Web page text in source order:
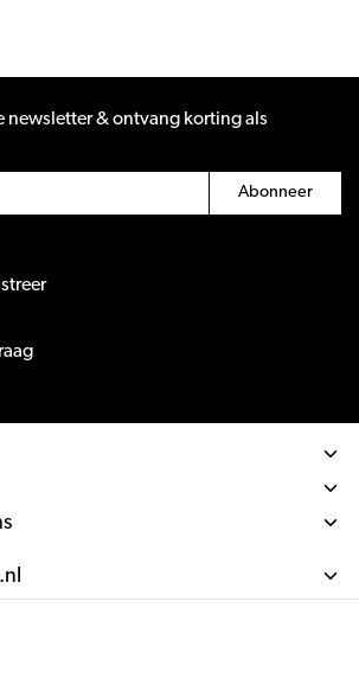
newsletter & ontvang korting als
Abonneer